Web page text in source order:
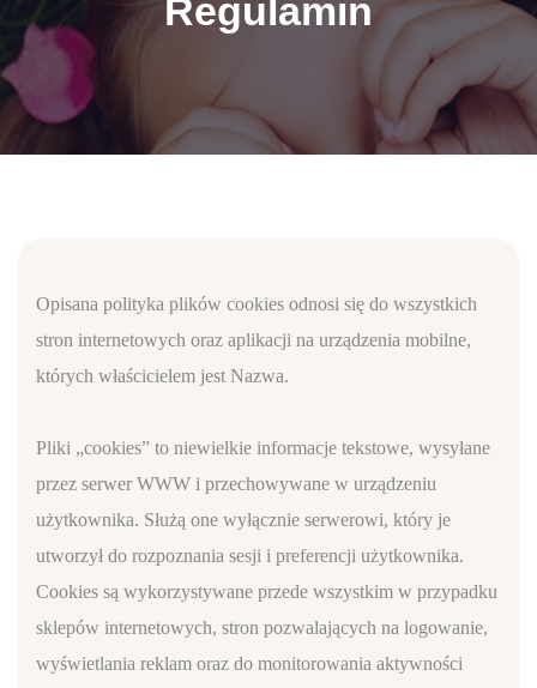
Regulamin
Opisana polityka plików cookies odnosi się do wszystkich
stron internetowych oraz aplikacji na urządzenia mobilne,
których właścicielem jest Nazwa.
Pliki „cookies” to niewielkie informacje tekstowe, wysyłane
przez serwer WWW i przechowywane w urządzeniu
użytkownika. Służą one wyłącznie serwerowi, który je
utworzył do rozpoznania sesji i preferencji użytkownika.
Cookies są wykorzystywane przede wszystkim w przypadku
sklepów internetowych, stron pozwalających na logowanie,
wyświetlania reklam oraz do monitorowania aktywności